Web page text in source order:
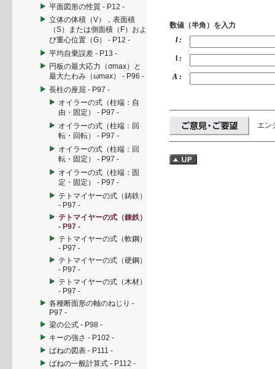
平面図形の性質 - P12 -
立体の体積（V），表面積
（S）または側面積（F）およ
び重心位置（G） - P12 -
平均自乗誤差 - P13 -
円板の最大応力（σmax）と
最大たわみ（ωmax） - P96 -
長柱の座屈 - P97 -
オイラーの式（柱端：自
由・固定） - P97 -
オイラーの式（柱端：回
転・回転） - P97 -
オイラーの式（柱端：回
転・固定） - P97 -
オイラーの式（柱端：固
定・固定） - P97 -
テトマイヤーの式（鋳鉄）
- P97 -
テトマイヤーの式（錬鉄）
- P97 -
テトマイヤーの式（軟鋼）
- P97 -
テトマイヤーの式（硬鋼）
- P97 -
テトマイヤーの式（木材）
- P97 -
各種断面形の軸のねじり -
P97 -
梁の公式 - P98 -
キーの強さ - P102 -
ばねの図表 - P111 -
ばねの一般計算式 - P112 -
数値（半角）を入力
l :
:
A :
エン